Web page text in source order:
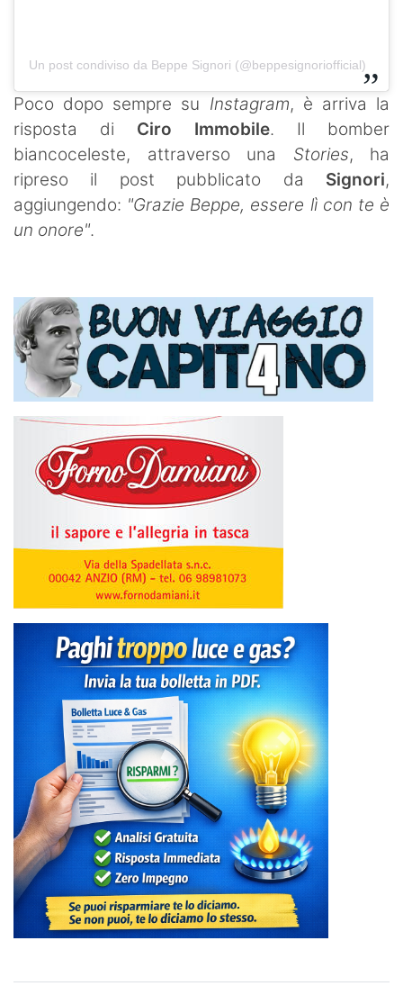
Un post condiviso da Beppe Signori (@beppesignoriofficial)
Poco dopo sempre su Instagram, è arriva la
risposta di Ciro Immobile. Il bomber
biancoceleste, attraverso una Stories, ha
ripreso il post pubblicato da Signori,
aggiungendo: "Grazie Beppe, essere lì con te è
un onore".